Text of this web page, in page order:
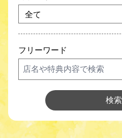
SCNでんき
SCNについて
Q&A
フリーワード
検索